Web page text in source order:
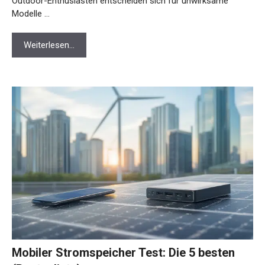
Modelle …
Weiterlesen…
Mobiler Stromspeicher Test: Die 5 besten